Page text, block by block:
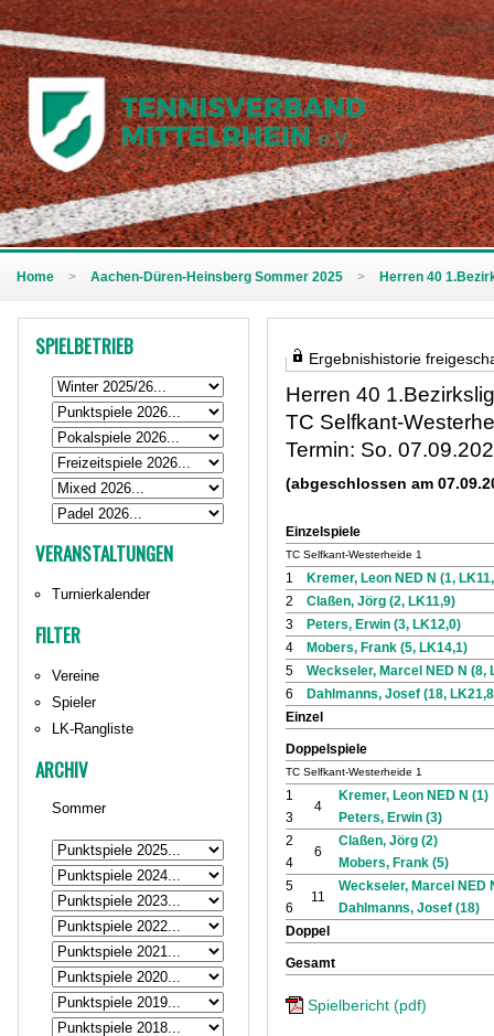
Home > Aachen-Düren-Heinsberg Sommer 2025 > Herren 40
SPIELBETRIEB
VERANSTALTUNGEN
Turnierkalender
FILTER
Vereine
Spieler
LK-Rangliste
ARCHIV
Sommer
Ergebnishistorie
Herren 40
TC Selfkant-
Termin: So.
(abgeschlossen am
Einzelspiele
TC Selfkant-Westerheide 1
1
Kremer, Leon NED N (1,
2
Claßen, Jörg (2, LK11,9)
3
Peters, Erwin (3, LK12,0)
4
Mobers, Frank (5, LK14,1)
5
Weckseler, Marcel NED N (8,
6
Dahlmanns, Josef (18,
Einzel
Doppelspiele
TC Selfkant-Westerheide 1
1
3
4
Kremer, Leon NED N (1)
Peters, Erwin (3)
2
4
6
Claßen, Jörg (2)
Mobers, Frank (5)
5
6
11
Weckseler, Marcel NED
Dahlmanns, Josef (18)
Doppel
Gesamt
Spielbericht (pdf)